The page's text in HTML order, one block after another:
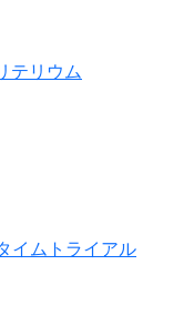
テリウム
イムトライアル